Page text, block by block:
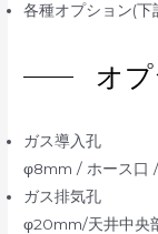
各種オプション(
オ
ガス導入孔
φ8mm / ホース口
ガス排気孔
φ20mm/天井中央